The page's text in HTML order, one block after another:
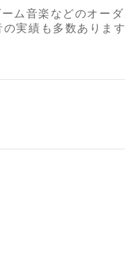
ム音楽などのオー
実績も多数あります